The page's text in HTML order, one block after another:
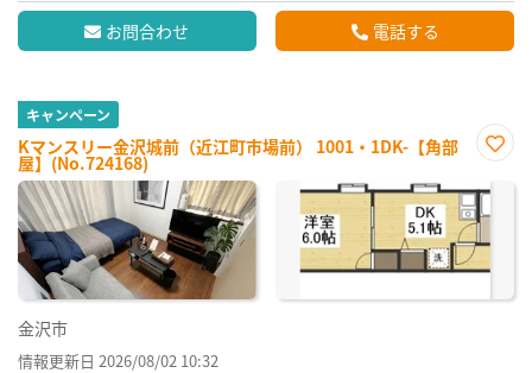
お問合わせ 電話する
キャンペーン
Kマンスリー金沢城前（近江町市場前） 1001・1DK-【角部
屋】(No.724168)
に入
り登
録
金沢市
情報更新日 2026/08/02 10:32